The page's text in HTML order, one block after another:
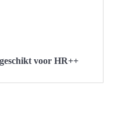
voor HR++